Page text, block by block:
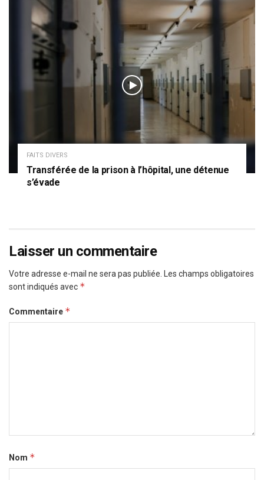
FAITS DIVERS
Transférée de la prison à l’hôpital, une détenue
s’évade
Laisser un commentaire
Votre adresse e-mail ne sera pas publiée. Les champs obligatoires
sont indiqués avec *
Commentaire *
Nom *